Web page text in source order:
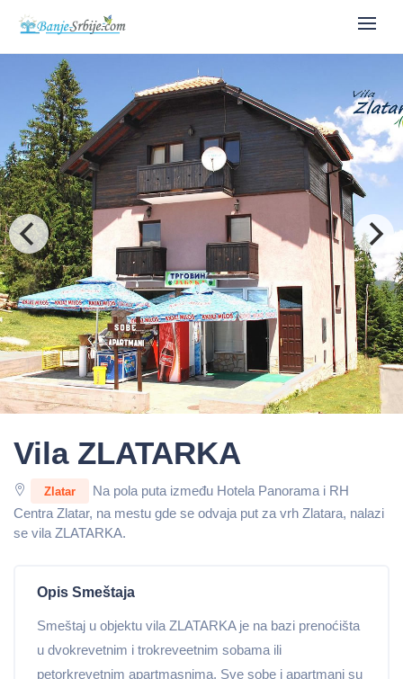
Vila ZLATARKA
Zlatar
Na pola puta između Hotela Panorama i RH
Centra Zlatar, na mestu gde se odvaja put za vrh Zlatara, nalazi
se vila ZLATARKA.
Opis Smeštaja
Smeštaj u objektu vila ZLATARKA je na bazi prenoćišta
u dvokrevetnim i trokreveetnim sobama ili
petorkrevetnim apartmasnima. Sve sobe i apartmani su